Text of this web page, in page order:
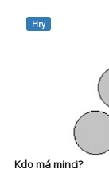
Hry
Kdo má minci?